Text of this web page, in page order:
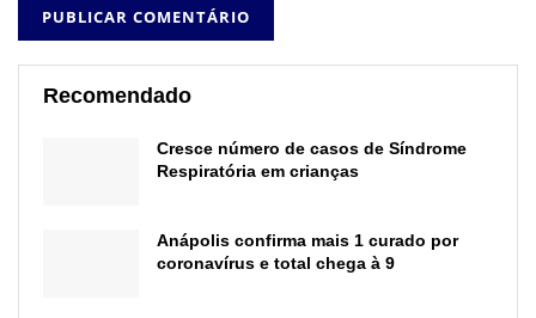
Recomendado
Cresce número de casos de Síndrome
Respiratória em crianças
Anápolis confirma mais 1 curado por
coronavírus e total chega à 9